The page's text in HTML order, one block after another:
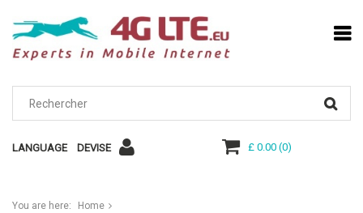
LANGUAGE DEVISE £ 0.00(0)
You are here: Home